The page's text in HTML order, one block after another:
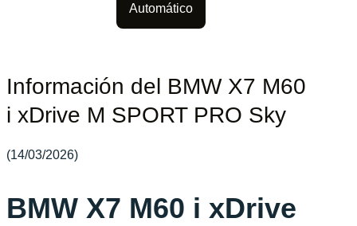
Automático
Información del BMW X7 M60
i xDrive M SPORT PRO Sky
(14/03/2026)
BMW X7 M60 i xDrive